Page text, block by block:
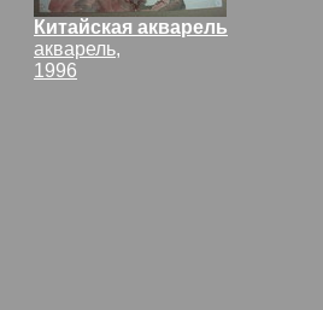
Китайская акварель
акварель,
1996